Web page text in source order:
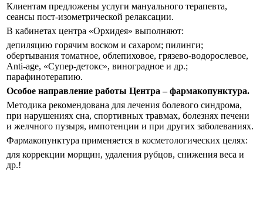
Клиентам предложены услуги мануального терапевта,
сеансы пост-изометрической релаксации.
В кабинетах центра «Орхидея» выполняют:
депиляцию горячим воском и сахаром; пилинги;
обертывания томатное, облепиховое, грязево-водорослевое,
Anti-age, «Супер-детокс», виноградное и др.;
парафинотерапию.
Особое направление работы Центра – фармакопунктура.
Методика рекомендована для лечения болевого синдрома,
при нарушениях сна, спортивных травмах, болезнях печени
и желчного пузыря, импотенции и при других заболеваниях.
Фармакопунктура применяется в косметологических целях:
для коррекции морщин, удаления рубцов, снижения веса и
др.!